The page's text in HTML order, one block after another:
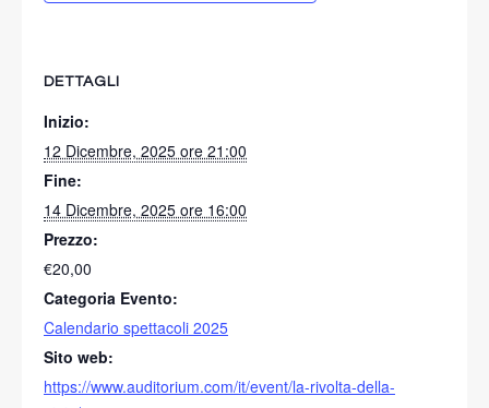
DETTAGLI
Inizio:
12 Dicembre, 2025 ore 21:00
Fine:
14 Dicembre, 2025 ore 16:00
Prezzo:
€20,00
Categoria Evento:
Calendario spettacoli 2025
Sito web:
https://www.auditorium.com/it/event/la-rivolta-della-